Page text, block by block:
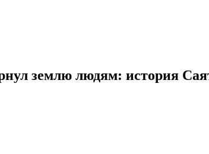
землю людям: история